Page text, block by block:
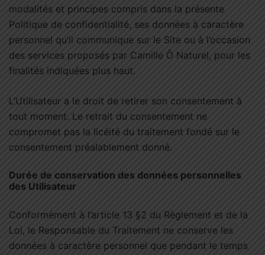
modalités et principes compris dans la présente
Politique de confidentialité, ses données à caractère
personnel qu’il communique sur le Site ou à l’occasion
des services proposés par Camille Ô Naturel, pour les
finalités indiquées plus haut.
L’Utilisateur a le droit de retirer son consentement à
tout moment. Le retrait du consentement ne
compromet pas la licéité du traitement fondé sur le
consentement préalablement donné.
Durée de conservation des données personnelles
des Utilisateur
Conformément à l’article 13 §2 du Règlement et de la
Loi, le Responsable du Traitement ne conserve les
données à caractère personnel que pendant le temps